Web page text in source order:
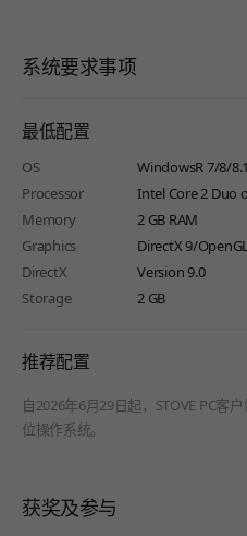
系统要求事项
最低配置
OS
WindowsR 7/8/
Processor
Intel Core 2 Duo
Memory
2 GB RAM
Graphics
DirectX 9/
DirectX
Version 9.0
Storage
2 GB
推荐配置
自2026年6月29日起，STOVE PC客
位操作系统。
获奖及参与